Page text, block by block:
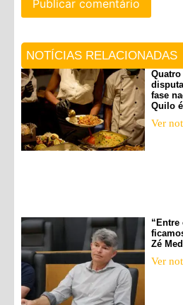
NOTÍCIAS RELACIONADAS
Quatro
fase
Quilo
Ver
“Entre
Zé
Ver